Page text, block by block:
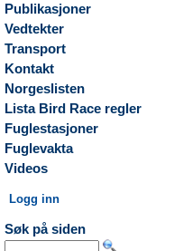
Publikasjoner
Vedtekter
Transport
Kontakt
Norgeslisten
Lista Bird Race regler
Fuglestasjoner
Fuglevakta
Videos
Logg inn
Søk på siden